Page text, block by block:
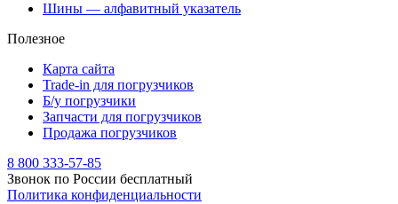
Шины — алфавитный указатель
Полезное
Карта сайта
Trade-in для погрузчиков
Б/у погрузчики
Запчасти для погрузчиков
Продажа погрузчиков
8 800 333-57-85
Звонок по России бесплатный
Политика конфиденциальности